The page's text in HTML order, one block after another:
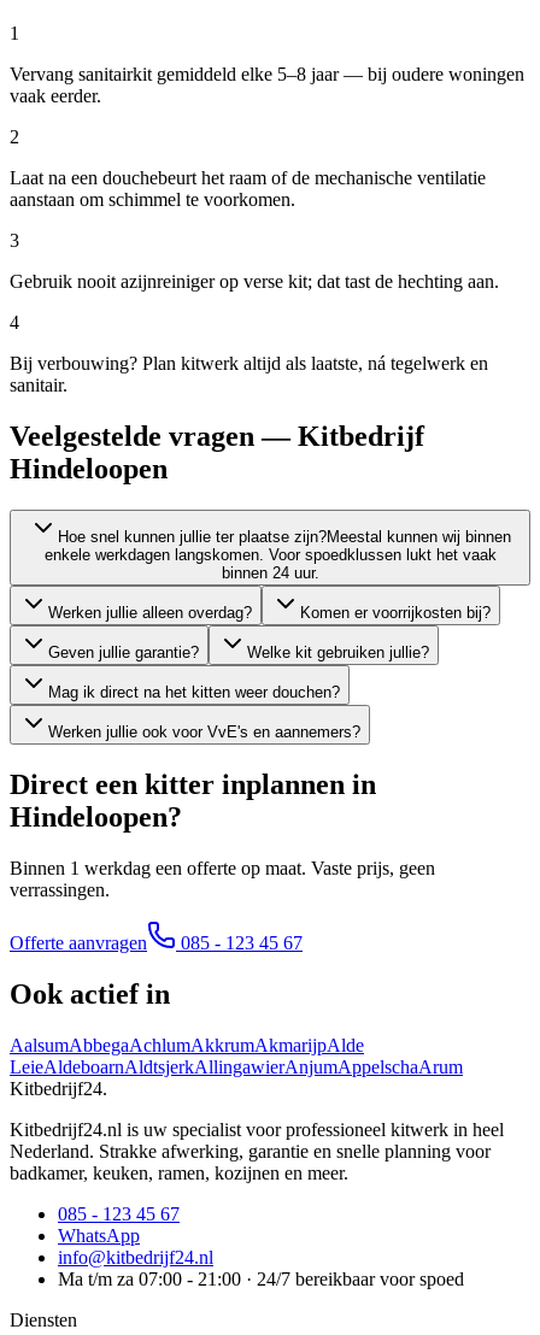
1
Vervang sanitairkit gemiddeld elke 5–8 jaar — bij oudere woningen
vaak eerder.
2
Laat na een douchebeurt het raam of de mechanische ventilatie
aanstaan om schimmel te voorkomen.
3
Gebruik nooit azijnreiniger op verse kit; dat tast de hechting aan.
4
Bij verbouwing? Plan kitwerk altijd als laatste, ná tegelwerk en
sanitair.
Veelgestelde vragen — Kitbedrijf
Hindeloopen
Hoe snel kunnen jullie ter plaatse zijn?Meestal kunnen wij binnen
enkele werkdagen langskomen. Voor spoedklussen lukt het vaak
binnen 24 uur.
Werken jullie alleen overdag? Komen er voorrijkosten bij?
Geven jullie garantie? Welke kit gebruiken jullie?
Mag ik direct na het kitten weer douchen?
Werken jullie ook voor VvE's en aannemers?
Direct een kitter inplannen in
Hindeloopen?
Binnen 1 werkdag een offerte op maat. Vaste prijs, geen
verrassingen.
Offerte aanvragen 085 - 123 45 67
Ook actief in
AalsumAbbegaAchlumAkkrumAkmarijpAlde
LeieAldeboarnAldtsjerkAllingawierAnjumAppelschaArum
Kitbedrijf24.
Kitbedrijf24.nl is uw specialist voor professioneel kitwerk in heel
Nederland. Strakke afwerking, garantie en snelle planning voor
badkamer, keuken, ramen, kozijnen en meer.
085 - 123 45 67
WhatsApp
info@kitbedrijf24.nl
Ma t/m za 07:00 - 21:00 · 24/7 bereikbaar voor spoed
Diensten